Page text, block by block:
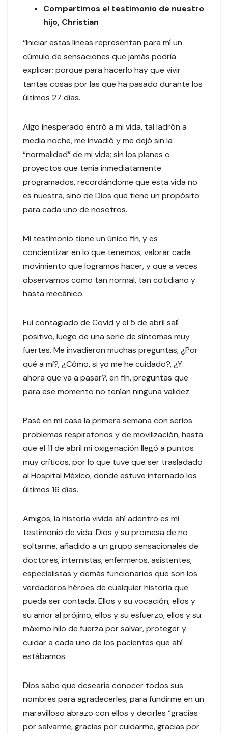
Compartimos el testimonio de nuestro
hijo, Christian
‘‘Iniciar estas líneas representan para mí un
cúmulo de sensaciones que jamás podría
explicar; porque para hacerlo hay que vivir
tantas cosas por las que ha pasado durante los
últimos 27 días.
Algo inesperado entró a mi vida, tal ladrón a
media noche, me invadió y me dejó sin la
“normalidad” de mi vida; sin los planes o
proyectos que tenía inmediatamente
programados, recordándome que esta vida no
es nuestra, sino de Dios que tiene un propósito
para cada uno de nosotros.
Mi testimonio tiene un único fin, y es
concientizar en lo que tenemos, valorar cada
movimiento que logramos hacer, y que a veces
observamos como tan normal, tan cotidiano y
hasta mecánico.
Fui contagiado de Covid y el 5 de abril salí
positivo, luego de una serie de síntomas muy
fuertes. Me invadieron muchas preguntas; ¿Por
qué a mí?, ¿Cómo, si yo me he cuidado?, ¿Y
ahora que va a pasar?, en fin, preguntas que
para ese momento no tenían ninguna validez.
Pasé en mi casa la primera semana con serios
problemas respiratorios y de movilización, hasta
que el 11 de abril mi oxigenación llegó a puntos
muy críticos, por lo que tuve que ser trasladado
al Hospital México, donde estuve internado los
últimos 16 días.
Amigos, la historia vivida ahí adentro es mi
testimonio de vida. Dios y su promesa de no
soltarme, añadido a un grupo sensacionales de
doctores, internistas, enfermeros, asistentes,
especialistas y demás funcionarios que son los
verdaderos héroes de cualquier historia que
pueda ser contada. Ellos y su vocación; ellos y
su amor al prójimo, ellos y su esfuerzo, ellos y su
máximo hilo de fuerza por salvar, proteger y
cuidar a cada uno de los pacientes que ahí
estábamos.
Dios sabe que desearía conocer todos sus
nombres para agradecerles, para fundirme en un
maravilloso abrazo con ellos y decirles “gracias
por salvarme, gracias por cuidarme, gracias por